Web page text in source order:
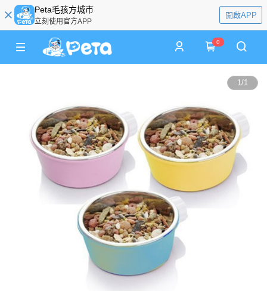
Peta毛孩方城市
立刻使用官方APP
開啟APP
0
1/1